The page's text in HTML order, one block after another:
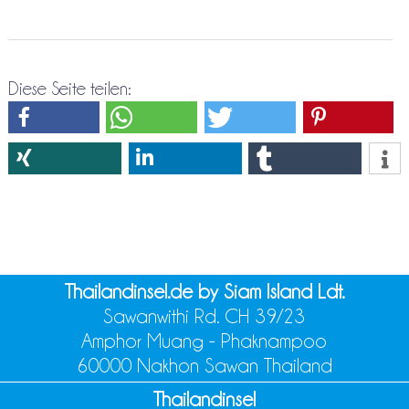
Diese Seite teilen:
Thailandinsel.de by Siam Island Ldt.
Sawanwithi Rd. CH 39/23
Amphor Muang - Phaknampoo
60000 Nakhon Sawan Thailand
Thailandinsel